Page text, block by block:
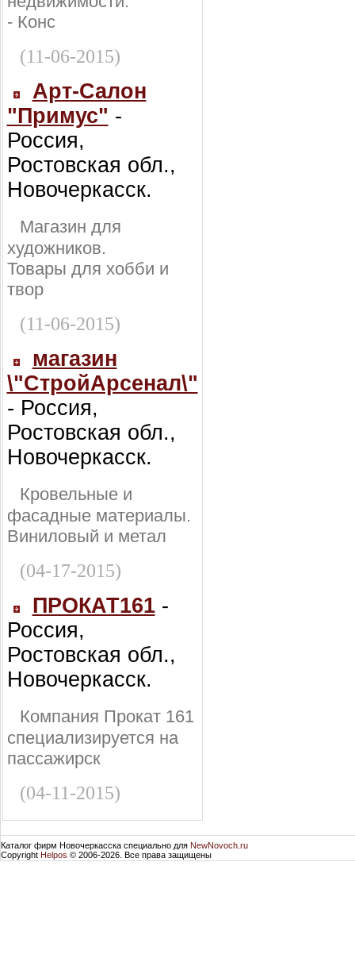
- Конс
(11-06-2015)
Арт-Салон
"Примус" -
Россия,
Ростовская обл.,
Новочеркасск.
Магазин для
художников.
Товары для хобби и
твор
(11-06-2015)
магазин
\"СтройАрсенал\"
- Россия,
Ростовская обл.,
Новочеркасск.
Кровельные и
фасадные материалы.
Виниловый и метал
(04-17-2015)
ПРОКАТ161-
Россия,
Ростовская обл.,
Новочеркасск.
Компания Прокат 161
специализируется на
пассажирск
(04-11-2015)
Каталог фирм Новочеркасска специально для NewNovoch.ru
Copyright Helpos © 2006-2026. Все права защищены